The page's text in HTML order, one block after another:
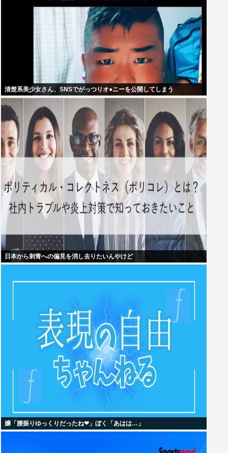
清楚系美少女さん、SNSでがっつりオ●ニーを公開してしまう
日本から刺青への偏見を消し去りたいんやけど
嬢「腰振りゆっくりだったね❤」ぼく「あはは…」